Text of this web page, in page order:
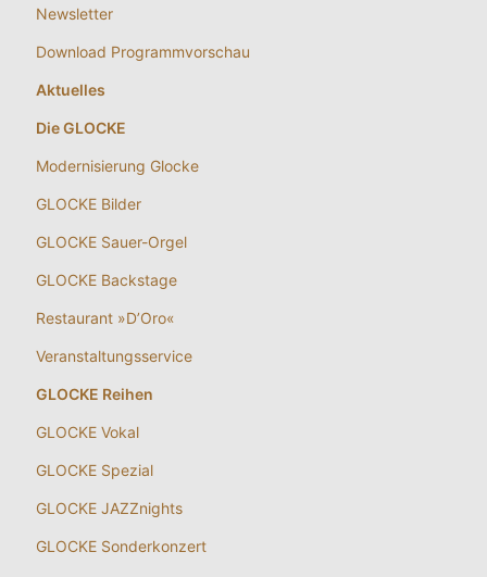
Newsletter
Download Programmvorschau
Aktuelles
Die GLOCKE
Modernisierung Glocke
GLOCKE Bilder
GLOCKE Sauer-Orgel
GLOCKE Backstage
Restaurant »D’Oro«
Veranstaltungsservice
GLOCKE Reihen
GLOCKE Vokal
GLOCKE Spezial
GLOCKE JAZZnights
GLOCKE Sonderkonzert